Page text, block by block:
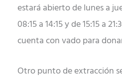
estará abierto de lunes a
08:15 a 14:15 y de 15:15 a
cuenta con vado para
Otro punto de extracción